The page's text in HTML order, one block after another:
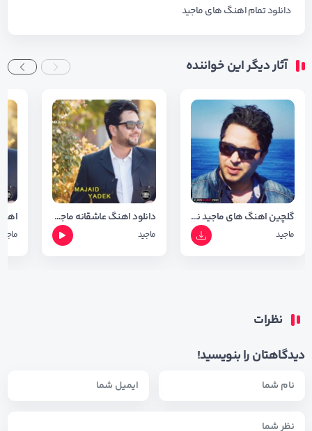
دانلود تمام اهنگ هایماجید
آثار دیگر این خواننده
گلچین اهنگ های ماجید نسخه 1403
ماجید
دانلود اهنگ عاشقانه ماجید بنام سجده ی فرمیسک + شعر اهنگ
ماجید
نظرات
دیدگاهتان را بنویسید!